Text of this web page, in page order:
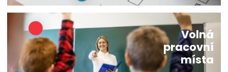
Volná
pracovní
místa